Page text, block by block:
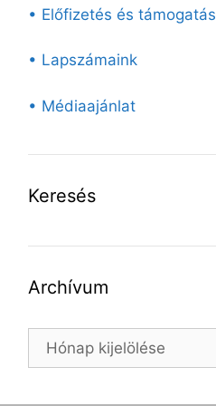
• Előfizetés és támogatás
• Lapszámaink
• Médiaajánlat
Keresés
Archívum
Archívum